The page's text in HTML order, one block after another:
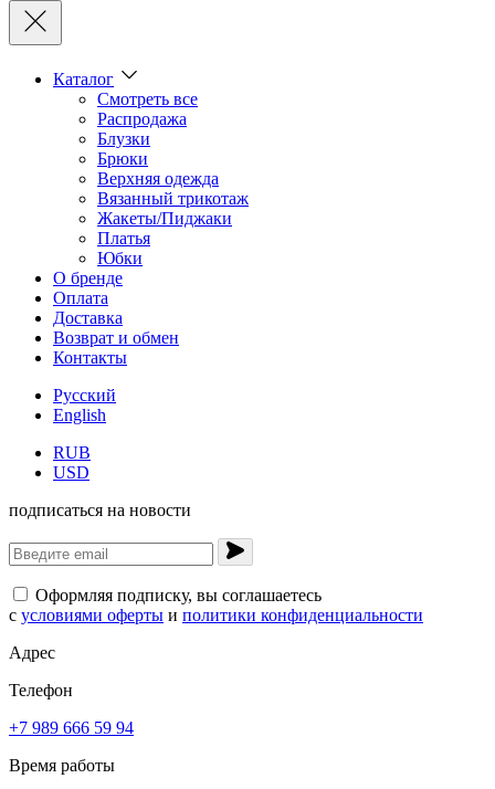
Каталог
Смотреть все
Распродажа
Блузки
Брюки
Верхняя одежда
Вязанный трикотаж
Жакеты/Пиджаки
Платья
Юбки
О бренде
Оплата
Доставка
Возврат и обмен
Контакты
Русский
English
RUB
USD
подписаться на новости
Оформляя подписку, вы соглашаетесь
с условиями оферты и политики конфиденциальности
Адрес
Телефон
+7 989 666 59 94
Время работы